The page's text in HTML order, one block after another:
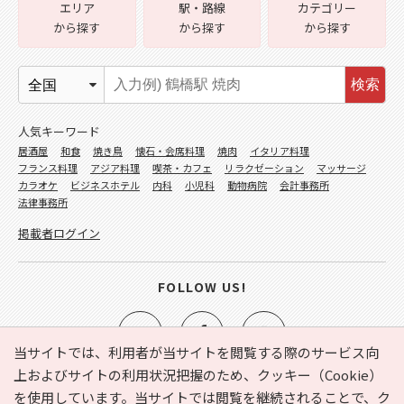
当サイトでは、利用者が当サイトを閲覧する際のサービス向
上およびサイトの利用状況把握のため、クッキー（Cookie）
を使用しています。当サイトでは閲覧を継続されることで、ク
e-NAVITA（イーナビタ）とは？ お気に入り ヘルプ
エリア
から探す
駅・路線
から探す
カテゴリー
から探す
検索
人気キーワード
居酒屋 和食 焼き鳥 懐石・会席料理 焼肉
イタリア料理
フランス料理
アジア料理 喫茶・カフェ リラクゼーション
マッサージ
カラオケ
ビジネスホテル 内科 小児科 動物病院
会計事務所
法律事務所
掲載者ログイン
FOLLOW US!